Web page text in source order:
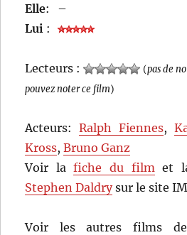
Elle:
–
Lui :
Lecteurs : (pas de
pouvez noter ce film)
Acteurs:Ralph Fiennes,
Kross,Bruno Ganz
Voir lafiche du film et
Stephen Daldrysur le site
Voir les autres films